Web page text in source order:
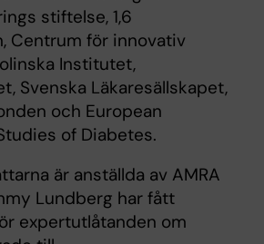
stiftelse, 1,6
Centrum för innovativ
Institutet,
Svenska Läkaresällskapet,
och European
of Diabetes.
är anställda av AMRA
Lundberg har fått
expertutlåtanden om